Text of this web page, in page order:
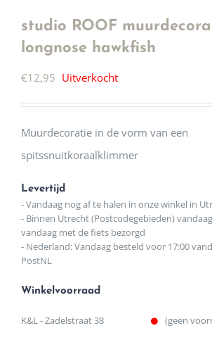
studio ROOF
longnose hawkfish
€12,95 Uitverkocht
Muurdecoratie in de vorm van een
spitssnuitkoraalklimmer
Levertijd
- Vandaag nog af te halen in onze winkel in
- Binnen Utrecht (Postcodegebieden)
vandaag met de fiets bezorgd
- Nederland: Vandaag besteld voor 17:00
PostNL
Winkelvoorraad
K&L - Zadelstraat 38 (geen